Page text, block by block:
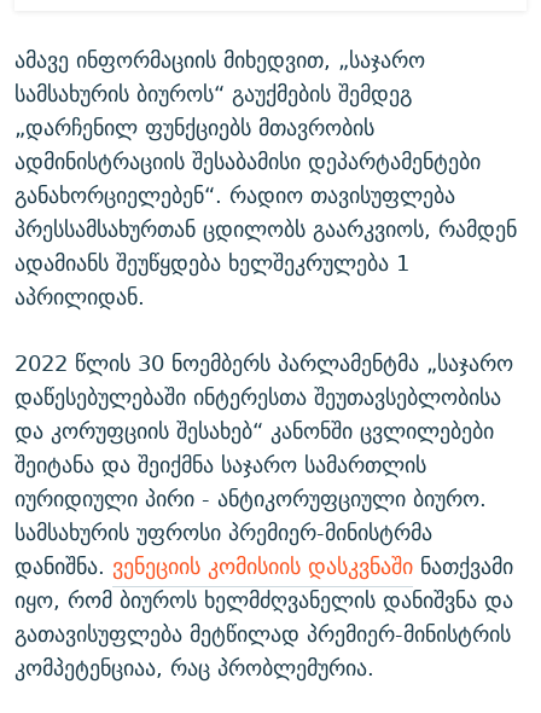
ამავე ინფორმაციის მიხედვით, „საჯარო
სამსახურის ბიუროს“ გაუქმების შემდეგ
„დარჩენილ ფუნქციებს მთავრობის
ადმინისტრაციის შესაბამისი დეპარტამენტები
განახორციელებენ“. რადიო თავისუფლება
პრესსამსახურთან ცდილობს გაარკვიოს, რამდენ
ადამიანს შეუწყდება ხელშეკრულება 1
აპრილიდან.
2022 წლის 30 ნოემბერს პარლამენტმა „საჯარო
დაწესებულებაში ინტერესთა შეუთავსებლობისა
და კორუფციის შესახებ“ კანონში ცვლილებები
შეიტანა და შეიქმნა საჯარო სამართლის
იურიდიული პირი - ანტიკორუფციული ბიურო.
სამსახურის უფროსი პრემიერ-მინისტრმა
დანიშნა. ვენეციის კომისიის დასკვნაში ნათქვამი
იყო, რომ ბიუროს ხელმძღვანელის დანიშვნა და
გათავისუფლება მეტწილად პრემიერ-მინისტრის
კომპეტენციაა, რაც პრობლემურია.